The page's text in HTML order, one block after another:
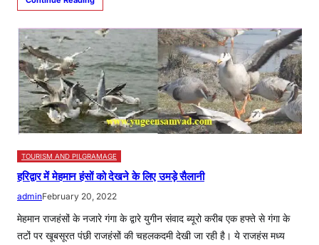
TOURISM AND PILGRAMAGE
हरिद्वार में मेहमान हंसों को देखने के लिए उमड़े सैलानी
adminFebruary 20, 2022
मेहमान राजहंसों के नजारे गंगा के द्वारे युगीन संवाद ब्यूरो करीब एक हफ्ते से गंगा के
तटों पर खूबसूरत पंछी राजहंसों की चहलकदमी देखी जा रही है। ये राजहंस मध्य